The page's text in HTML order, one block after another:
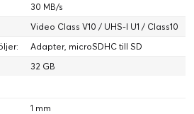
30 MB/s
Video Class V10 / UHS-I U1 / Class10
Adapter, microSDHC till SD
32 GB
1 mm